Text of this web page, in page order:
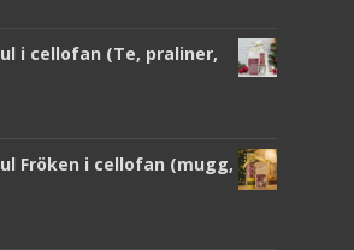
i cellofan (Te, praliner,
Fröken i cellofan (mugg,